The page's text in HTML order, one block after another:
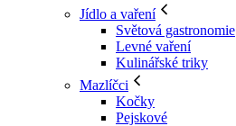
Jídlo a vaření
Světová gastronomie
Levné vaření
Kulinářské triky
Mazlíčci
Kočky
Pejskové